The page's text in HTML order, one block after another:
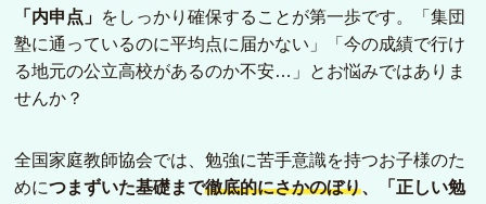
「内申点」 をしっかり確保することが第一歩です。「集団
塾に通っているのに平均点に届かない」「今の成績で行け
る地元の公立高校があるのか不安…」とお悩みではありま
せんか？
全国家庭教師協会では、勉強に苦手意識を持つお子様のた
めにつまずいた基礎まで徹底的にさかのぼり、「正しい勉